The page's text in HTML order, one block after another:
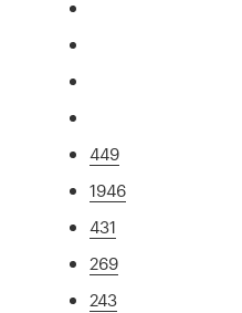
449
1946
431
269
243